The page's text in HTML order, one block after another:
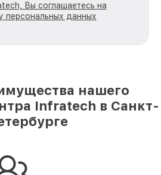
Вы соглашаетесь на
персональных данных
нашего
Infratech в Санкт-